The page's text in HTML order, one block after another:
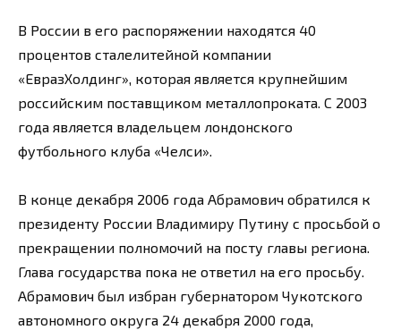
В России в его распоряжении находятся 40
процентов сталелитейной компании
«ЕвразХолдинг», которая является крупнейшим
российским поставщиком металлопроката. C 2003
года является владельцем лондонского
футбольного клуба «Челси».
В конце декабря 2006 года Абрамович обратился к
президенту России Владимиру Путину с просьбой о
прекращении полномочий на посту главы региона.
Глава государства пока не ответил на его просьбу.
Абрамович был избран губернатором Чукотского
автономного округа 24 декабря 2000 года,